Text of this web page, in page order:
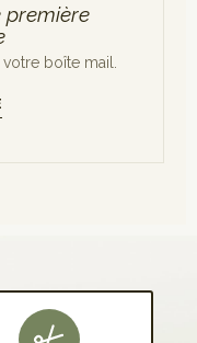
première
boîte mail.